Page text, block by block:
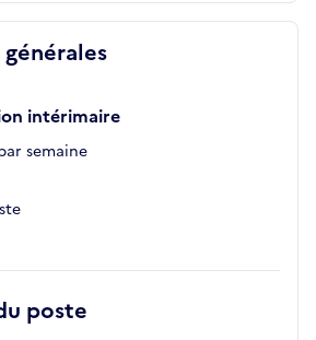
intérimaire
semaine
poste